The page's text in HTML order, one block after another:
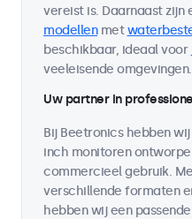
vereist is. Daarnaast zijn
modellenmet
beschikbaar, ideaal voor
veeleisende omgevingen.
Uw partner in
Bij Beetronics hebben
inch monitoren
commercieel gebruik.
verschillende formaten
hebben wij een